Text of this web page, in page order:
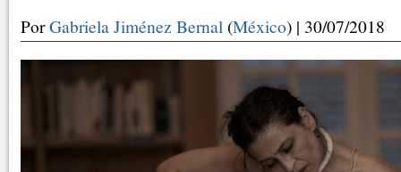
PorGabriela Jiménez Bernal (México) | 30/07/2018